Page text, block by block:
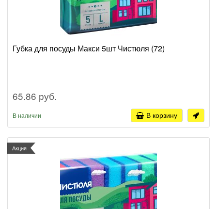
Губка для посуды Макси 5шт Чистюля (72)
65.86 руб.
В наличии В корзину
Акция